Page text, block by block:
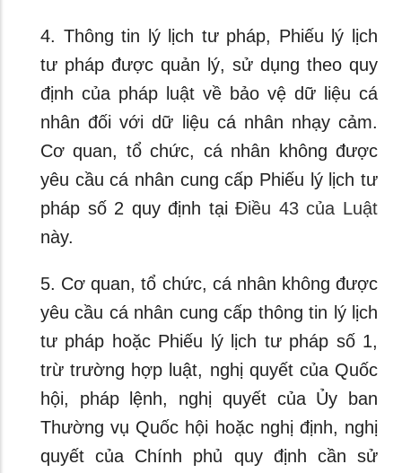
4. Thông tin lý lịch tư pháp, Phiếu lý lịch
tư pháp được quản lý, sử dụng theo quy
định của pháp luật về bảo vệ dữ liệu cá
nhân đối với dữ liệu cá nhân nhạy cảm.
Cơ quan, tổ chức, cá nhân không được
yêu cầu cá nhân cung cấp Phiếu lý lịch tư
pháp số 2 quy định tạiĐiều 43 của Luật
này.
5. Cơ quan, tổ chức, cá nhân không được
yêu cầu cá nhân cung cấp thông tin lý lịch
tư pháp hoặc Phiếu lý lịch tư pháp số 1,
trừ trường hợp luật, nghị quyết của Quốc
hội, pháp lệnh, nghị quyết của Ủy ban
Thường vụ Quốc hội hoặc nghị định, nghị
quyết của Chính phủ quy định cần sử